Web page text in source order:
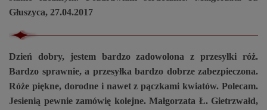
Głuszyca, 27.04.2017
Dzień dobry, jestem bardzo zadowolona z przesyłki róż.
Bardzo sprawnie, a przesyłka bardzo dobrze zabezpieczona.
Róże piękne, dorodne i nawet z pączkami kwiatów. Polecam.
Jesienią pewnie zamówię kolejne. Małgorzata Ł. Gietrzwałd,